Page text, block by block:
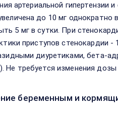
артериальной гипертензии
до 10 мг однократно в
5 мг в сутки. При
приступов стенокардии
диуретиками, бета-
требуется изменения дозы
беременным и